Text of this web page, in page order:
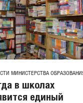
МИНИСТЕРСТВА
в школах
единый